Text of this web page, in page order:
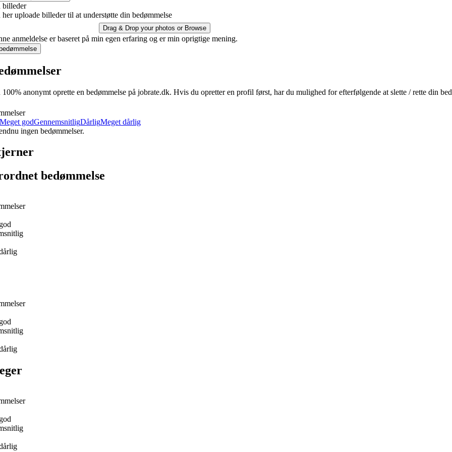
billeder
uploade billeder til at understøtte din bedømmelse
Drag & Drop your photos or Browse
anmeldelse er baseret på min egen erfaring og er min oprigtige mening.
anonymt oprette en bedømmelse på jobrate.dk. Hvis du opretter en profil først, har du mulighed for efterfølgende at slette / rette din
godGennemsnitligDårligMeget dårlig
ingen bedømmelser.
bedømmelse